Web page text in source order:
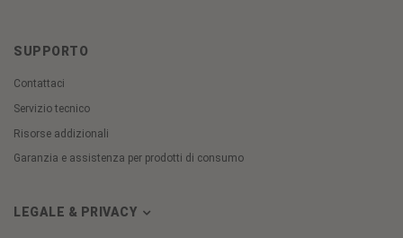
SUPPORTO
Contattaci
Servizio tecnico
Risorse addizionali
Garanzia e assistenza per prodotti di consumo
LEGALE & PRIVACY